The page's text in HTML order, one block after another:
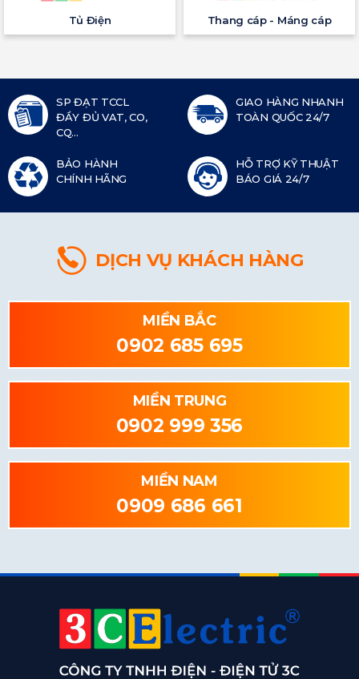
Tủ Điện Thang cáp - Máng cáp
SP ĐẠT TCCL
ĐẦY ĐỦ VAT, CO,
CQ...
GIAO HÀNG NHANH
TOÀN QUỐC 24/7
BẢO HÀNH
CHÍNH HÃNG
HỖ TRỢ KỸ THUẬT
BÁO GIÁ 24/7
DỊCH VỤ KHÁCH HÀNG
MIỀN BẮC
0902 685 695
MIỀN TRUNG
0902 999 356
MIỀN NAM
0909 686 661